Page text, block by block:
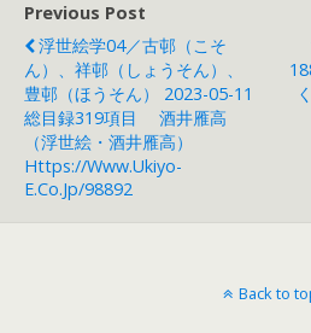
Previous Post
浮世絵学04／古邨（こそ
ん）、祥邨（しょうそん）、
豊邨（ほうそん） 2023-05-11
総目録319項目 酒井雁高
（浮世絵・酒井雁高）
Https://www.ukiyo-
E.co.jp/98892
Back to